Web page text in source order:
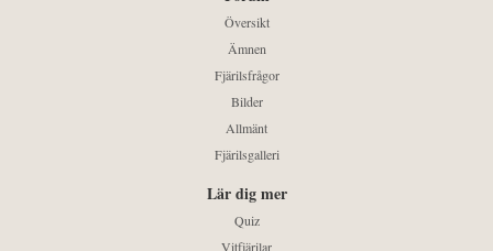
Översikt
Ämnen
Fjärilsfrågor
Bilder
Allmänt
Fjärilsgalleri
Lär dig mer
Quiz
Vitfjärilar